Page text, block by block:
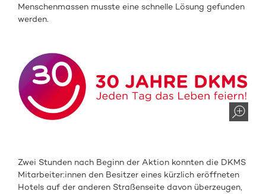
Menschenmassen musste eine schnelle Lösung gefunden
werden.
Zwei Stunden nach Beginn der Aktion konnten die DKMS
Mitarbeiter:innen den Besitzer eines kürzlich eröffneten
Hotels auf der anderen Straßenseite davon überzeugen,